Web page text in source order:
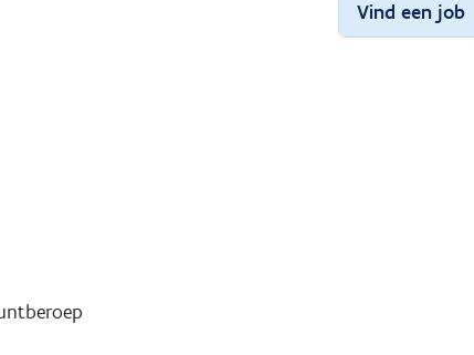
Vind een job